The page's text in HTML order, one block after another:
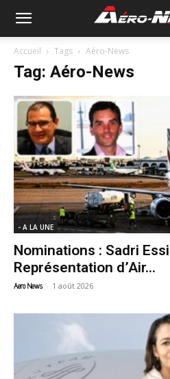
Accueil Tags Aéro-News
Tag: Aéro-News
- A LA UNE
Nominations : Sadri
Représentation d’Air...
Aero News - 1 août 2026